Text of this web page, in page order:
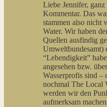
Liebe Jennifer,
Kommentar. Das
stammen also nicht
Water. Wir haben
Quellen ausfindig
Umweltbundesamt)
“Lebendigkeit”
angesehen bzw.
Wasserprofis sind –
nochmal The Local
werden wir den
aufmerksam